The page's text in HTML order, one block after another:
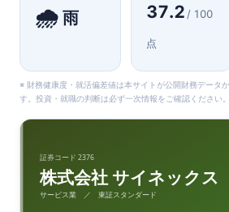
🌧️雨 37.2 / 100
点
※ 財務健康度・就活偏差値は本サイトが公開財務データ
す。投資・就職の判断は必ず一次情報をご確認ください。
証券コード 2376
株式会社 サイネックス
サービス業 ／ 東証スタンダード